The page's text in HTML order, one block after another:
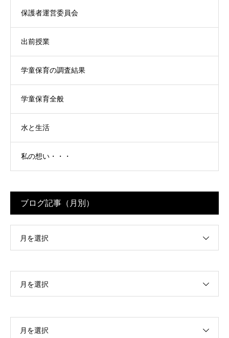
保護者運営委員会
出前授業
学童保育の調査結果
学童保育全般
水と生活
私の想い・・・
ブログ記事（月別）
月を選択
月を選択
月を選択